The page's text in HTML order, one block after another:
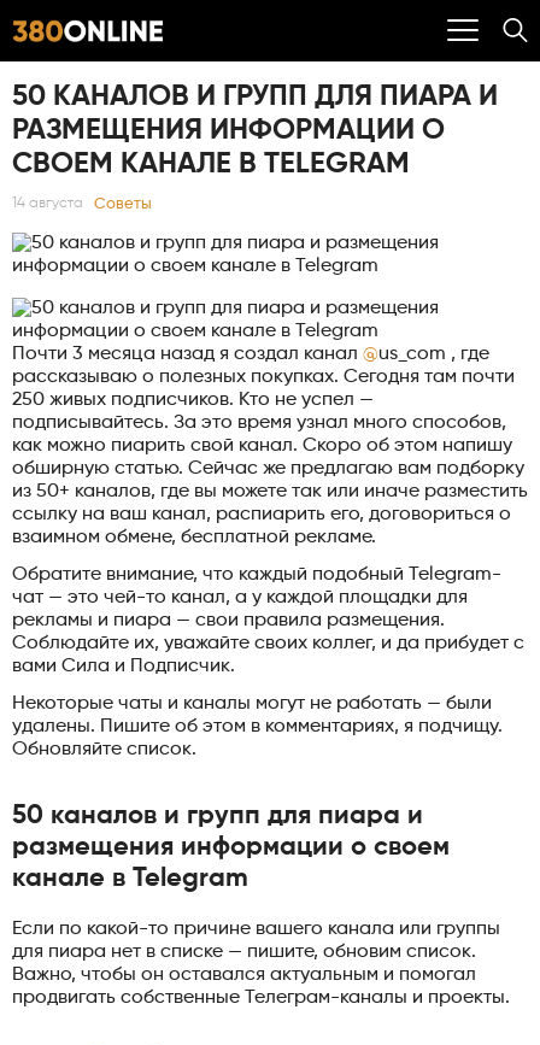
50 КАНАЛОВ И ГРУПП ДЛЯ ПИАРА И
РАЗМЕЩЕНИЯ ИНФОРМАЦИИ О
СВОЕМ КАНАЛЕ В TELEGRAM
14 августа Советы
Почти 3 месяца назад я создал канал @us_com , где
рассказываю о полезных покупках. Сегодня там почти
250 живых подписчиков. Кто не успел —
подписывайтесь. За это время узнал много способов,
как можно пиарить свой канал. Скоро об этом напишу
обширную статью. Сейчас же предлагаю вам подборку
из 50+ каналов, где вы можете так или иначе разместить
ссылку на ваш канал, распиарить его, договориться о
взаимном обмене, бесплатной рекламе.
Обратите внимание, что каждый подобный Telegram-
чат — это чей-то канал, а у каждой площадки для
рекламы и пиара — свои правила размещения.
Соблюдайте их, уважайте своих коллег, и да прибудет с
вами Сила и Подписчик.
Некоторые чаты и каналы могут не работать — были
удалены. Пишите об этом в комментариях, я подчищу.
Обновляйте список.
50 каналов и групп для пиара и
размещения информации о своем
канале в Telegram
Если по какой-то причине вашего канала или группы
для пиара нет в списке — пишите, обновим список.
Важно, чтобы он оставался актуальным и помогал
продвигать собственные Телеграм-каналы и проекты.